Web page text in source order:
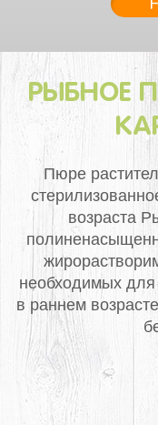
РЫБНОЕ
Пюре
возраста
необходимых
в раннем возрасте